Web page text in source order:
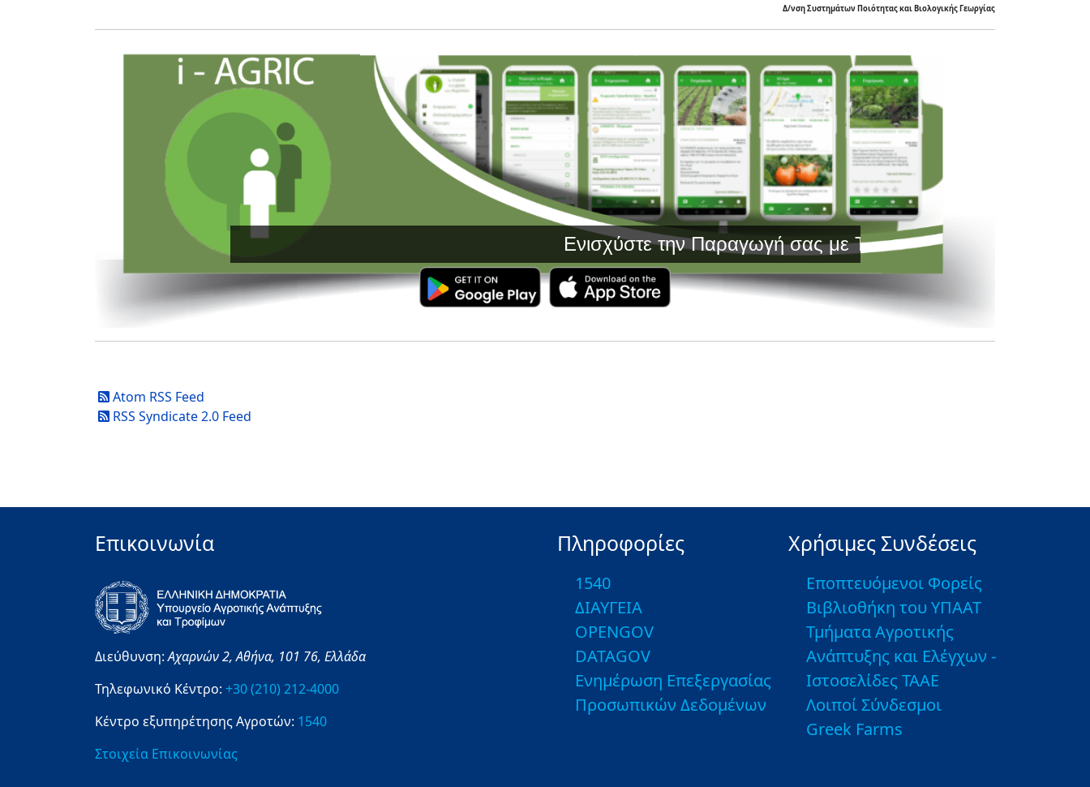
Δ/νση Συστημάτων Ποιότητας και Βιολογικής Γεωργίας
Ενισχύστε την Παραγωγή σας με Τεχνολογία Αιχμής και Έγκυρη
Atom RSS Feed
RSS Syndicate 2.0 Feed
Επικοινωνία
Διεύθυνση:Αχαρνών 2,Αθήνα, 101 76, Ελλάδα
Τηλεφωνικό Κέντρο: +30 (210) 212-4000
Κέντρο εξυπηρέτησης Αγροτών: 1540
Στοιχεία Επικοινωνίας
Πληροφορίες
1540
ΔΙΑΥΓΕΙΑ
OPENGOV
DATAGOV
Ενημέρωση Επεξεργασίας
Προσωπικών Δεδομένων
Χρήσιμες Συνδέσεις
Εποπτευόμενοι Φορείς
Βιβλιοθήκη του ΥΠΑΑΤ
Τμήματα Αγροτικής
Ανάπτυξης και Ελέγχων -
Ιστοσελίδες ΤΑΑΕ
Λοιποί Σύνδεσμοι
Greek Farms